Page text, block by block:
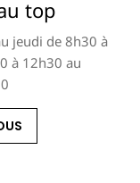
top
jeudi de 8h30 à
à 12h30 au